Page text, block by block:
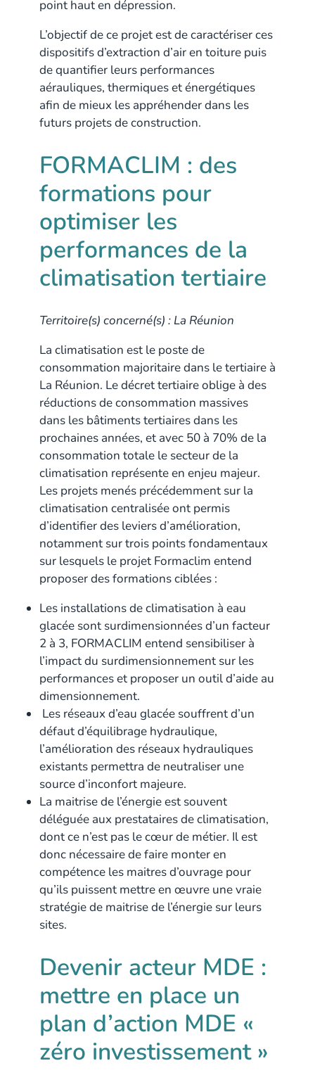
point haut en dépression.
L’objectif de ce projet est de caractériser ces
dispositifs d’extraction d’air en toiture puis
de quantifier leurs performances
aérauliques, thermiques et énergétiques
afin de mieux les appréhender dans les
futurs projets de construction.
FORMACLIM : des
formations pour
optimiser les
performances de la
climatisation tertiaire
Territoire(s) concerné(s) : La Réunion
La climatisation est le poste de
consommation majoritaire dans le tertiaire à
La Réunion. Le décret tertiaire oblige à des
réductions de consommation massives
dans les bâtiments tertiaires dans les
prochaines années, et avec 50 à 70% de la
consommation totale le secteur de la
climatisation représente en enjeu majeur.
Les projets menés précédemment sur la
climatisation centralisée ont permis
d’identifier des leviers d’amélioration,
notamment sur trois points fondamentaux
sur lesquels le projet Formaclim entend
proposer des formations ciblées :
Les installations de climatisation à eau
glacée sont surdimensionnées d’un facteur
2 à 3, FORMACLIM entend sensibiliser à
l’impact du surdimensionnement sur les
performances et proposer un outil d’aide au
dimensionnement.
Les réseaux d’eau glacée souffrent d’un
défaut d’équilibrage hydraulique,
l’amélioration des réseaux hydrauliques
existants permettra de neutraliser une
source d’inconfort majeure.
La maitrise de l’énergie est souvent
déléguée aux prestataires de climatisation,
dont ce n’est pas le cœur de métier. Il est
donc nécessaire de faire monter en
compétence les maitres d’ouvrage pour
qu’ils puissent mettre en œuvre une vraie
stratégie de maitrise de l’énergie sur leurs
sites.
Devenir acteur MDE :
mettre en place un
plan d’action MDE «
zéro investissement »